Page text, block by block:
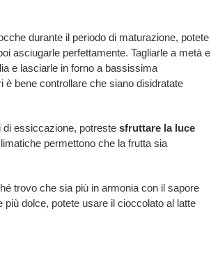
durante il periodo di maturazione, potete
asciugarle perfettamente. Tagliarle a metà e
e lasciarle in forno a bassissima
è bene controllare che siano disidratate
di essiccazione, potrestesfruttare la luce
permettono che la frutta sia
trovo che sia più in armonia con il sapore
dolce, potete usare il cioccolato al latte